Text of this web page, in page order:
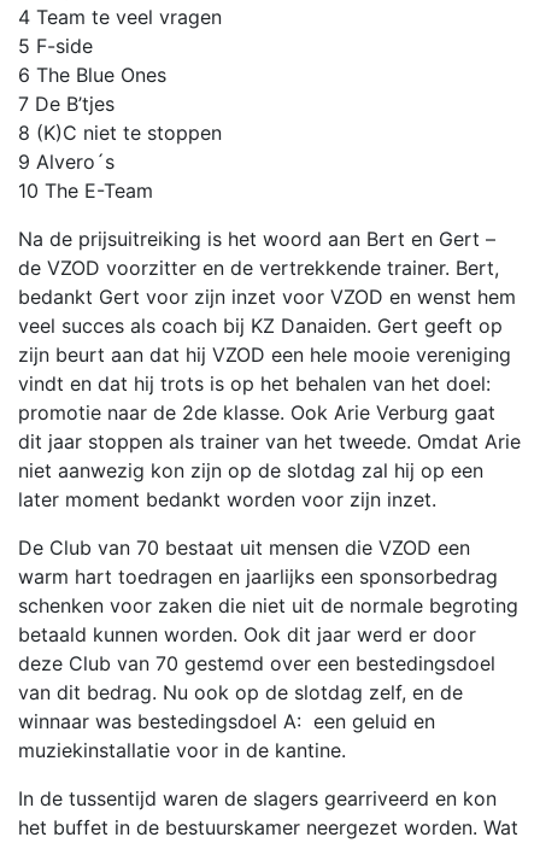
4 Team te veel vragen
5 F-side
6 The Blue Ones
7 De B’tjes
8 (K)C niet te stoppen
9 Alvero´s
10 The E-Team
Na de prijsuitreiking is het woord aan Bert en Gert –
de VZOD voorzitter en de vertrekkende trainer. Bert,
bedankt Gert voor zijn inzet voor VZOD en wenst hem
veel succes als coach bij KZ Danaiden. Gert geeft op
zijn beurt aan dat hij VZOD een hele mooie vereniging
vindt en dat hij trots is op het behalen van het doel:
promotie naar de 2de klasse. Ook Arie Verburg gaat
dit jaar stoppen als trainer van het tweede. Omdat Arie
niet aanwezig kon zijn op de slotdag zal hij op een
later moment bedankt worden voor zijn inzet.
De Club van 70 bestaat uit mensen die VZOD een
warm hart toedragen en jaarlijks een sponsorbedrag
schenken voor zaken die niet uit de normale begroting
betaald kunnen worden. Ook dit jaar werd er door
deze Club van 70 gestemd over een bestedingsdoel
van dit bedrag. Nu ook op de slotdag zelf, en de
winnaar was bestedingsdoel A: een geluid en
muziekinstallatie voor in de kantine.
In de tussentijd waren de slagers gearriveerd en kon
het buffet in de bestuurskamer neergezet worden. Wat